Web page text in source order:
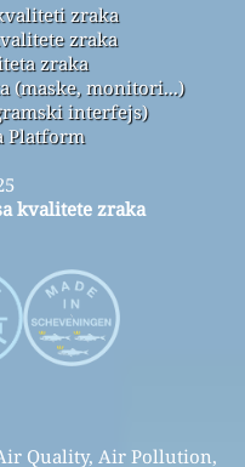
zraka
zraka
zraka
(maske, monitori...)
interfejs)
Platform
kvalitete zraka
Quality, Air Pollution,